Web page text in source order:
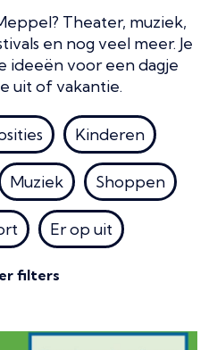
Theater, muziek,
en nog veel meer. Je
ideeën voor een dagje
uit of vakantie.
Kinderen
Muziek Shoppen
Er op uit
filters